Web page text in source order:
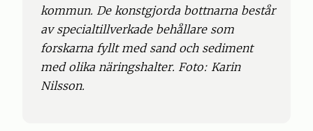
kommun. De konstgjorda bottnarna består
av specialtillverkade behållare som
forskarna fyllt med sand och sediment
med olika näringshalter. Foto: Karin
Nilsson.